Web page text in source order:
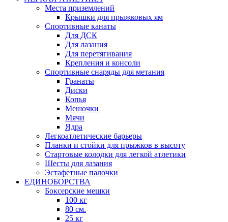
Места приземлений
Крышки для прыжковых ям
Спортивные канаты
Для ДСК
Для лазания
Для перетягивания
Крепления и консоли
Спортивные снаряды для метания
Гранаты
Диски
Копья
Мешочки
Мячи
Ядра
Легкоатлетические барьеры
Планки и стойки для прыжков в высоту
Стартовые колодки для легкой атлетики
Шесты для лазания
Эстафетные палочки
ЕДИНОБОРСТВА
Боксерские мешки
100 кг
80 см.
25 кг